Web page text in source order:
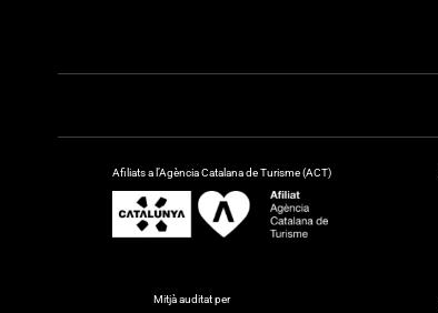
Afiliats a l’Agència Catalana de Turisme (ACT)
Mitjà auditat per